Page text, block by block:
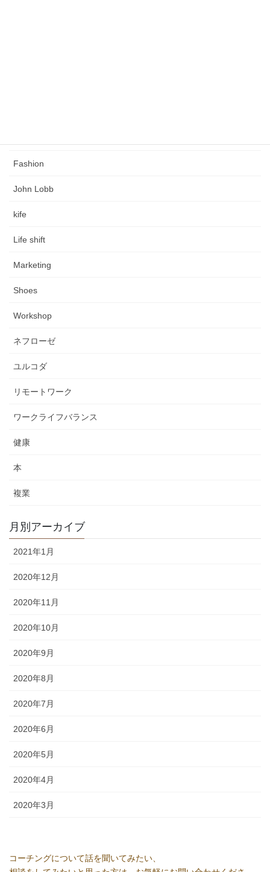
Fashion
John Lobb
kife
Life shift
Marketing
Shoes
Workshop
ネフローゼ
ユルコダ
リモートワーク
ワークライフバランス
健康
本
複業
月別アーカイブ
2021年1月
2020年12月
2020年11月
2020年10月
2020年9月
2020年8月
2020年7月
2020年6月
2020年5月
2020年4月
2020年3月
コーチングについて話を聞いてみたい、